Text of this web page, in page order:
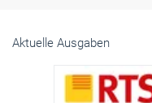
Aktuelle Ausgaben